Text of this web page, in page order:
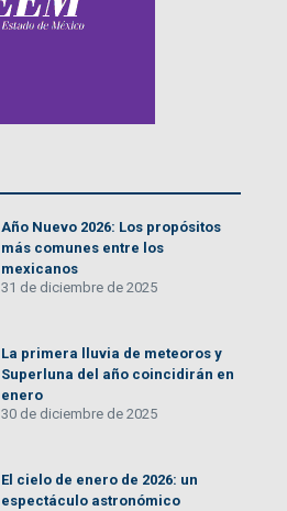
Año Nuevo 2026: Los propósitos
más comunes entre los
mexicanos
31 de diciembre de 2025
La primera lluvia de meteoros y
Superluna del año coincidirán en
enero
30 de diciembre de 2025
El cielo de enero de 2026: un
espectáculo astronómico